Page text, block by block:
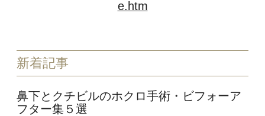
e.htm
新着記事
鼻下とクチビルのホクロ手術・ビフォーア
フター集５選